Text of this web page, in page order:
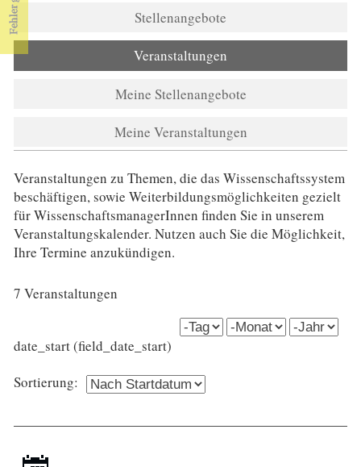
Stellenangebote
Veranstaltungen
Meine Stellenangebote
Meine Veranstaltungen
Veranstaltungen zu Themen, die das Wissenschaftssystem
beschäftigen, sowie Weiterbildungsmöglichkeiten gezielt
für WissenschaftsmanagerInnen finden Sie in unserem
Veranstaltungskalender. Nutzen auch Sie die Möglichkeit,
Ihre Termine anzukündigen.
7 Veranstaltungen
date_start (field_date_start)
date_start (field_date_start)
Tag Monat Jahr
Sortierung: